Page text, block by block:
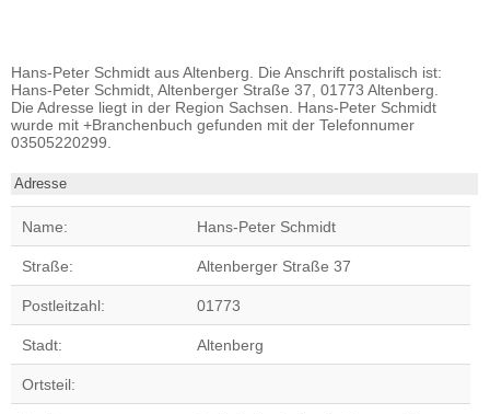
Hans-Peter Schmidt aus Altenberg. Die Anschrift postalisch ist:
Hans-Peter Schmidt, Altenberger Straße 37, 01773 Altenberg.
Die Adresse liegt in der Region Sachsen. Hans-Peter Schmidt
wurde mit +Branchenbuch gefunden mit der Telefonnumer
03505220299.
Adresse
Name: Hans-Peter Schmidt
Straße: Altenberger Straße 37
Postleitzahl: 01773
Stadt: Altenberg
Ortsteil: